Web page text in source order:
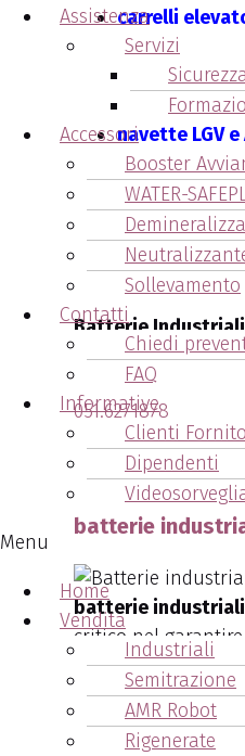
Assistenza
Servizi
Accessori
Booster
WATER-
Sollevamento
Contatti
Chiedi
FAQ
Informative
Clienti
Dipendenti
Menu
Home
Vendita
Industriali
Semitrazione
AMR Robot
Rigenerate
carrelli
transpallet
pulizie
piattaforme
navette LGV e
Contatta
informazioni sulla
distribuzione di
Baricella.
Batterie Industriali
ora!!
051.6271878
Contattaci
Arcangeli:
batterie
batterie industriali
critico nel
regolare e senza
adibiti alle
Citiamo ad